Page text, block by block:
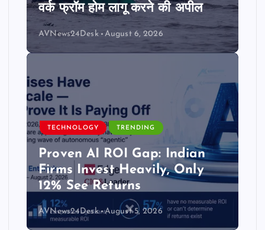
वर्क फ्रॉम होम लागू करने की अपील
AVNews24Desk August 6, 2026
TECHNOLOGY TRENDING
Proven AI ROI Gap: Indian
Firms Invest Heavily, Only
12% See Returns
AVNews24Desk August 5, 2026